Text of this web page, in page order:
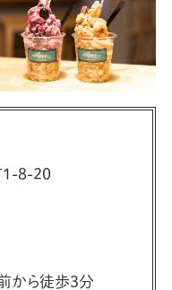
1-8-20
から徒歩3分